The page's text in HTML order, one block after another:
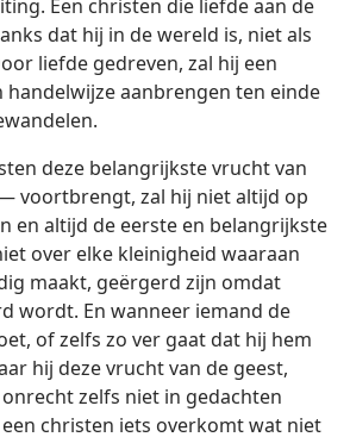
Een christen die liefde aan de
dat hij in de wereld is, niet als
liefde gedreven, zal hij een
aanbrengen ten einde
deze belangrijkste vrucht van
voortbrengt, zal hij niet altijd op
en altijd de eerste en belangrijkste
over elke kleinigheid waaraan
maakt, geërgerd zijn omdat
wordt. En wanneer iemand de
of zelfs zo ver gaat dat hij hem
hij deze vrucht van de geest,
zelfs niet in gedachten
christen iets overkomt wat niet